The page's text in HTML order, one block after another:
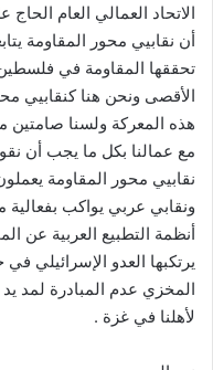
الاتحاد العمالي العام
أن نقابيي محور المقاومة
تحققها المقاومة في
الأقصى ونحن هنا كنقابيي
هذه المعركة ولسنا صامتين
مع عمالنا بكل ما يجب أن
نقابيي محور المقاومة
ونقابي عربي يواكب
أنظمة التطبيع العربية عن
يرتكبها العدو
المخزي عدم المبادرة لمد
لأهلنا في غزة .